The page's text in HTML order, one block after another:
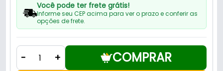
Você pode ter frete grátis!
Informe seu CEP acima para ver o prazo e conferir as
opções de frete.
- + COMPRAR